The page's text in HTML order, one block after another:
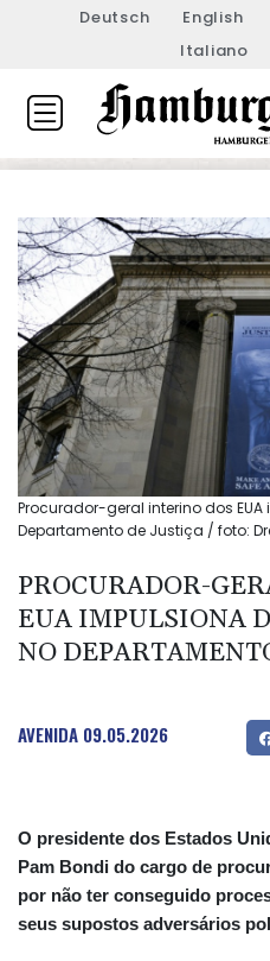
Deutsch English
Italiano
Procurador-geral interino dos
Departamento de Justiça / foto:
PROCURADOR-
EUA IMPULSIONA
NO
AVENIDA 09.05.2026
O presidente dos Estados
Pam Bondi do cargo de
por não ter conseguido
seus supostos adversários